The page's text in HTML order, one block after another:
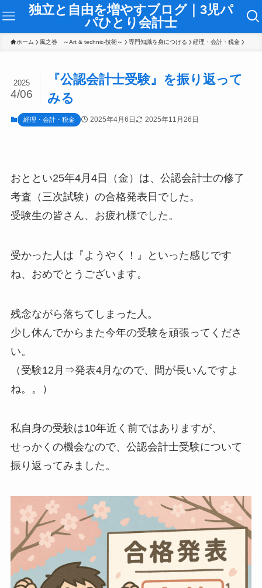
独立と自由を増やすブログ｜3児パ
パひとり会計士
ホーム 風之巻 ～Art & technic-技術～ 専門知識を身につける 経理・会計・税金
『公認会計士受験』を振り返って
みる
2025
4/06
経理・会計・税金 2025年4月6日 2025年11月26日
おととい25年4月4日（金）は、公認会計士の修了
考査（三次試験）の合格発表日でした。
受験生の皆さん、お疲れ様でした。
受かった人は『ようやく！』といった感じです
ね、おめでとうございます。
残念ながら落ちてしまった人。
少し休んでからまた今年の受験を頑張ってくださ
い。
（受験12月⇒発表4月なので、間が長いんですよ
ね。。）
私自身の受験は10年近く前ではありますが、
せっかくの機会なので、公認会計士受験について
振り返ってみました。